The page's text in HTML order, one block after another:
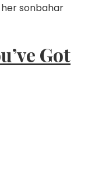
sonbahar
Got